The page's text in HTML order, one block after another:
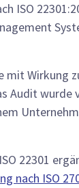
ISO
mit Wirkung
Audit wurde
22301
nach ISO